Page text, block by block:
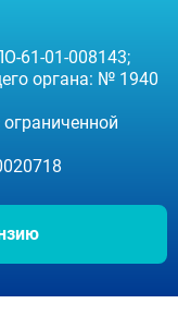
61-01-008143;
органа: № 1940